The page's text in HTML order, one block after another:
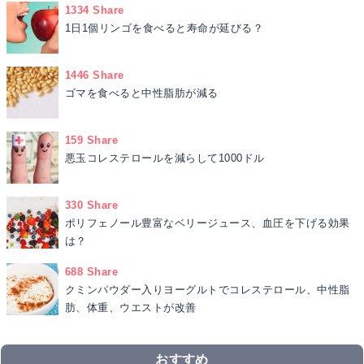
1334 Share
1日1個リンゴを食べると寿命が延びる？
1446 Share
ゴマを食べると中性脂肪が減る
159 Share
悪玉コレステロールを減らして1000ドル
330 Share
ポリフェノール豊富なベリージュース、血圧を下げる効果
は？
688 Share
クミンパウダー入りヨーグルトでコレステロール、中性脂
肪、体重、ウエストが改善
おすすめ